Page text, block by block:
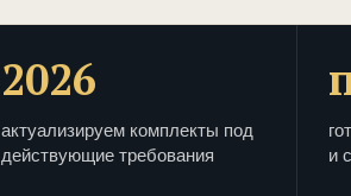
2026
актуализируем комплекты под
действующие требования
и